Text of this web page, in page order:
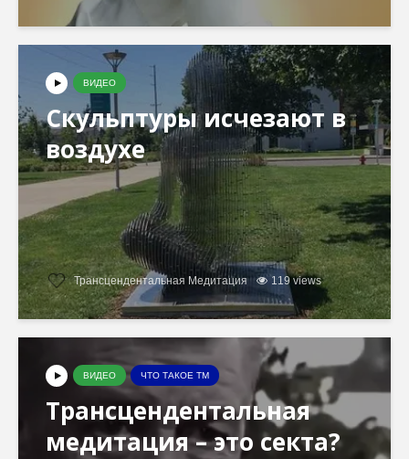
ВИДЕО
Скульптуры исчезают в
воздухе
Трансцендентальная Медитация 119 views
ВИДЕО ЧТО ТАКОЕ ТМ
Трансцендентальная
медитация – это секта?